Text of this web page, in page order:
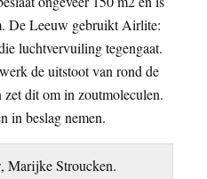
De Leeuw gebruikt Airlite:
luchtvervuiling tegengaat.
de uitstoot van rond de
zet dit om in zoutmoleculen.
in beslag nemen.
Marijke Stroucken.